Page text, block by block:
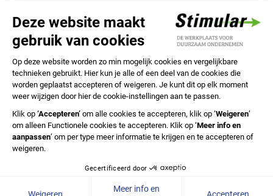
STIMULAR NIEUWSBRIEVEN
ABONNEER NU
Privacyverklaring Cookiebeleid Colofon Disclaimer
In English
© 2020 Stichting Stimular